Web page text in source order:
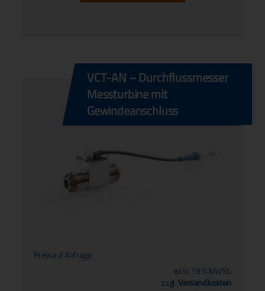
VCT-AN – Durchflussmesser
Messturbine mit
Gewindeanschluss
Preis auf Anfrage
exkl. 19 % MwSt.
zzgl.Versandkosten